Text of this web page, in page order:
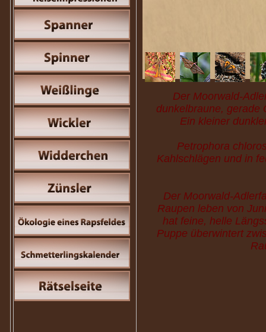
Der Moorwald-
dunkelbraune, gerade
Ein kleiner
Petrophora
Kahlschlägen und in
Der Moorwald-
Raupen leben von
hat feine, helle
Puppe überwintert